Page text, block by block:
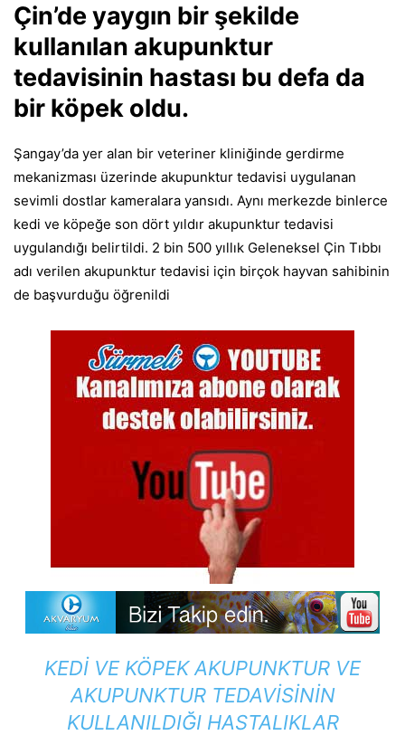
Çin’de yaygın bir şekilde
kullanılan akupunktur
tedavisinin hastası bu defa da
bir köpek oldu.
Şangay’da yer alan bir veteriner kliniğinde gerdirme
mekanizması üzerinde akupunktur tedavisi uygulanan
sevimli dostlar kameralara yansıdı. Aynı merkezde binlerce
kedi ve köpeğe son dört yıldır akupunktur tedavisi
uygulandığı belirtildi. 2 bin 500 yıllık Geleneksel Çin Tıbbı
adı verilen akupunktur tedavisi için birçok hayvan sahibinin
de başvurduğu öğrenildi
KEDI VE KÖPEK AKUPUNKTUR VE
AKUPUNKTUR TEDAVISININ
KULLANILDIĞI HASTALIKLAR